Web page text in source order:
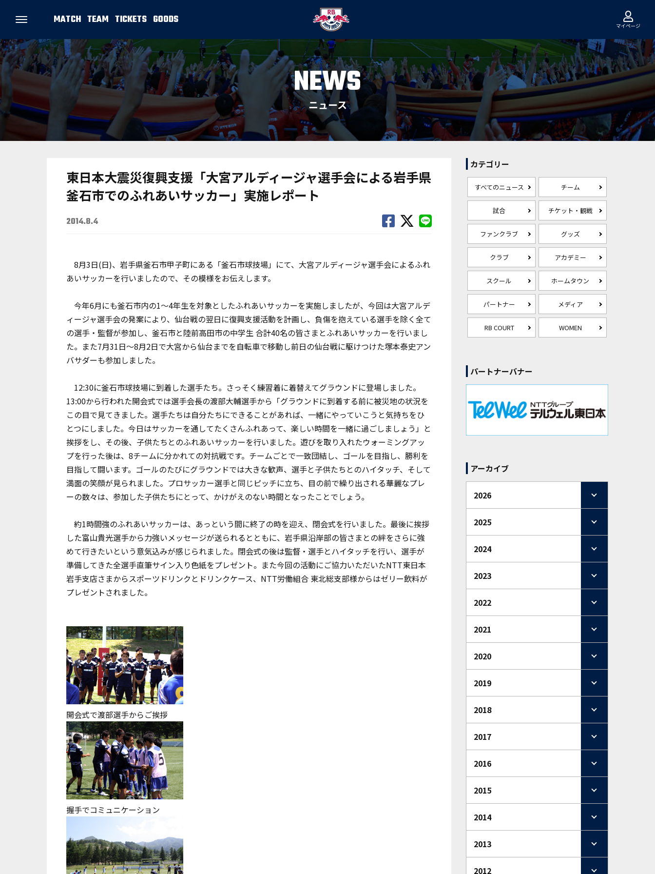
MATCH TEAM TICKETS GOODS マイページ
NEWS
ニュース
東日本大震災復興支援「大宮アルディージャ選手会による岩手県
釜石市でのふれあいサッカー」実施レポート
2014.8.4
8月3日(日)、岩手県釜石市甲子町にある「釜石市球技場」にて、大宮アルディージャ選手会によるふれ
あいサッカーを行いましたので、その模様をお伝えします。
今年6月にも釜石市内の1～4年生を対象としたふれあいサッカーを実施しましたが、今回は大宮アルデ
ィージャ選手会の発案により、仙台戦の翌日に復興支援活動を計画し、負傷を抱えている選手を除く全て
の選手・監督が参加し、釜石市と陸前高田市の中学生 合計40名の皆さまとふれあいサッカーを行いまし
た。また7月31日～8月2日で大宮から仙台までを自転車で移動し前日の仙台戦に駆けつけた塚本泰史アン
バサダーも参加しました。
12:30に釜石市球技場に到着した選手たち。さっそく練習着に着替えてグラウンドに登場しました。
13:00から行われた開会式では選手会長の渡部大輔選手から「グラウンドに到着する前に被災地の状況を
この目で見てきました。選手たちは自分たちにできることがあれば、一緒にやっていこうと気持ちをひ
とつにしました。今日はサッカーを通してたくさんふれあって、楽しい時間を一緒に過ごしましょう」と
挨拶をし、その後、子供たちとのふれあいサッカーを行いました。遊びを取り入れたウォーミングアッ
プを行った後は、8チームに分かれての対抗戦です。チームごとで一致団結し、ゴールを目指し、勝利を
目指して闘います。ゴールのたびにグラウンドでは大きな歓声、選手と子供たちとのハイタッチ、そして
満面の笑顔が見られました。プロサッカー選手と同じピッチに立ち、目の前で繰り出される華麗なプレ
ーの数々は、参加した子供たちにとって、かけがえのない時間となったことでしょう。
約1時間強のふれあいサッカーは、あっという間に終了の時を迎え、閉会式を行いました。最後に挨拶
した富山貴光選手から力強いメッセージが送られるとともに、岩手県沿岸部の皆さまとの絆をさらに強
めて行きたいという意気込みが感じられました。閉会式の後は監督・選手とハイタッチを行い、選手が
準備してきた全選手直筆サイン入り色紙をプレゼント。また今回の活動にご協力いただいたNTT東日本
岩手支店さまからスポーツドリンクとドリンクケース、NTT労働組合 東北総支部様からはゼリー飲料が
プレゼントされました。
開会式で渡部選手からご挨拶
握手でコミュニケーション
カテゴリー
すべてのニュース チーム
試合 チケット・観戦
ファンクラブ グッズ
クラブ アカデミー
スクール ホームタウン
パートナー メディア
RB COURT WOMEN
パートナーバナー
アーカイブ
2026
2025
2024
2023
2022
2021
2020
2019
2018
2017
2016
2015
2014
2013
2012